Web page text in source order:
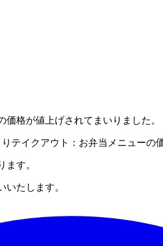
格が値上げされてまいりました。
イクアウト：お弁当メニューの
す。
たします。